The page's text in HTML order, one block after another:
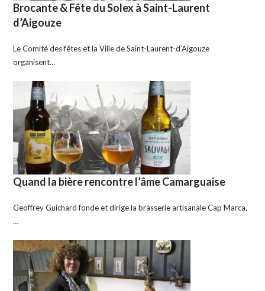
Brocante & Fête du Solex à Saint-Laurent
d’Aigouze
Le Comité des fêtes et la Ville de Saint-Laurent-d’Aigouze
organisent…
Quand la bière rencontre l’âme Camarguaise
Geoffrey Guichard fonde et dirige la brasserie artisanale Cap Marca,
…